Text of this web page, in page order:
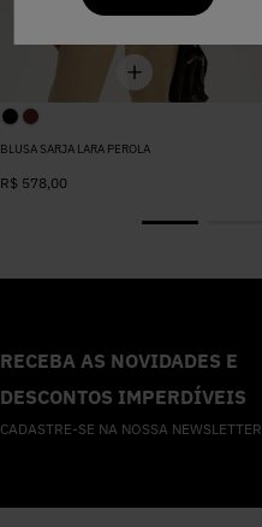
BLUSA SARJA LARA PEROLA
R$ 578,00
RECEBA AS NOVIDADES E
DESCONTOS IMPERDÍVEIS
CADASTRE-SE NA NOSSA NEWSLETTER